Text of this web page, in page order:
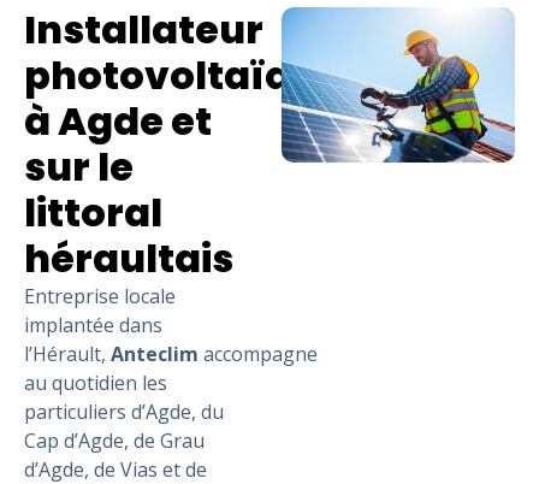
Installateur
photovoltaïque
à Agde et
sur le
littoral
héraultais
Entreprise locale
implantée dans
l’Hérault, Anteclim accompagne
au quotidien les
particuliers d’Agde, du
Cap d’Agde, de Grau
d’Agde, de Vias et de